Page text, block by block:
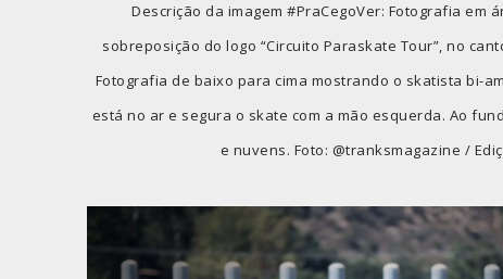
Descrição da imagem #PraCegoVer: Fotografia em
sobreposição do logo “Circuito Paraskate Tour”, no
Fotografia de baixo para cima mostrando o skatista bi-
está no ar e segura o skate com a mão esquerda. Ao
e nuvens. Foto: @tranksmagazine /